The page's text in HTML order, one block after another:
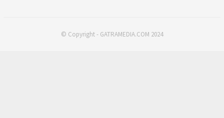
© Copyright - GATRAMEDIA.COM 2024